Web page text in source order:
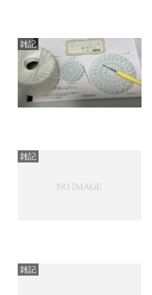
雑記
雑記
雑記